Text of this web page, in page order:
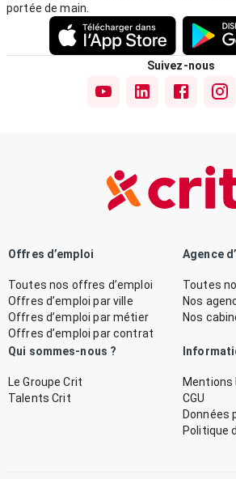
portée de main.
Suivez-nous
Offres d’emploi
Toutes nos offres d’emploi
Offres d’emploi par ville
Offres d’emploi par métier
Offres d’emploi par contrat
Agence
Toutes
Nos
Nos
Qui sommes-nous ?
Le Groupe Crit
Talents Crit
Mentions
CGU
Données
Politique